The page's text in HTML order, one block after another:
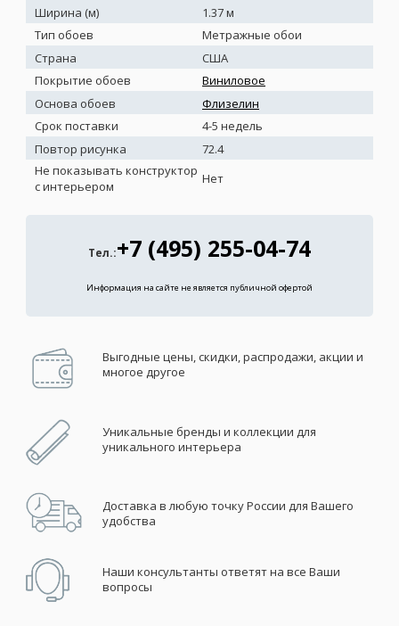
Ширина (м)
1.37 м
Тип обоев
Метражные обои
Страна
США
Покрытие обоев
Виниловое
Основа обоев
Флизелин
Срок поставки
4-5 недель
Повтор рисунка
72.4
Не показывать конструктор
с интерьером
Нет
Тел.:+7 (495) 255-04-74
Информация на сайте не является публичной офертой
Выгодные цены, скидки, распродажи, акции и
многое другое
Уникальные бренды и коллекции для
уникального интерьера
Доставка в любую точку России для Вашего
удобства
Наши консультанты ответят на все Ваши
вопросы